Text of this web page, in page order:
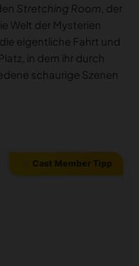
Stretching Room , der
Welt der Mysterien
eigentliche Fahrt und
Platz, in dem ihr durch
schaurige Szenen
Cast Member Tipp